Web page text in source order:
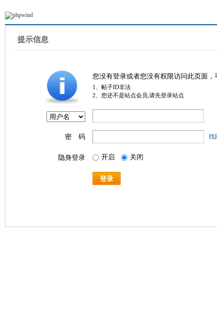
提示信息
您没有登录或者您没有权限访问此页面
1、帖子ID非法
2、您还不是站点会员,请先登录站点
密 码 找
隐身登录 开启 关闭
登录